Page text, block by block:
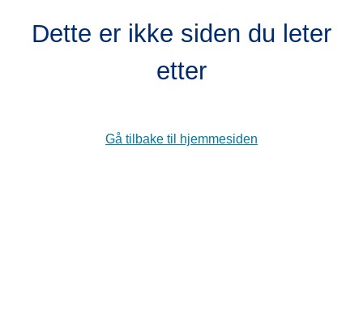
Dette er ikke siden du leter
etter
Gå tilbake til hjemmesiden